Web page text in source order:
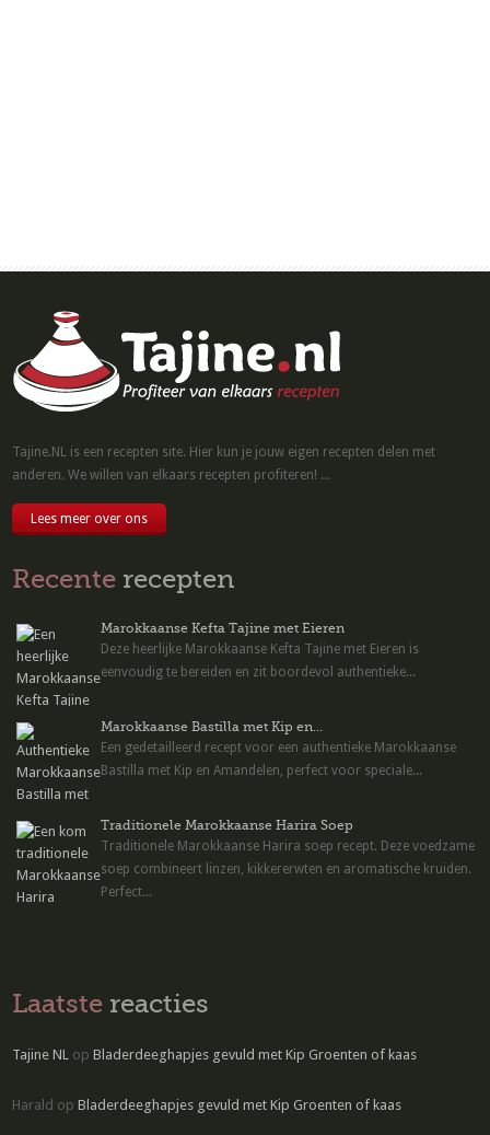
Tajine.NL is een recepten site. Hier kun je jouw eigen recepten delen met
anderen. We willen van elkaars recepten profiteren! ...
Lees meer over ons
Recente recepten
Marokkaanse Kefta Tajine met Eieren
Deze heerlijke Marokkaanse Kefta Tajine met Eieren is
eenvoudig te bereiden en zit boordevol authentieke...
Marokkaanse Bastilla met Kip en...
Een gedetailleerd recept voor een authentieke Marokkaanse
Bastilla met Kip en Amandelen, perfect voor speciale...
Traditionele Marokkaanse Harira Soep
Traditionele Marokkaanse Harira soep recept. Deze voedzame
soep combineert linzen, kikkererwten en aromatische kruiden.
Perfect...
Laatste reacties
Tajine NL opBladerdeeghapjes gevuld met Kip Groenten of kaas
Harald opBladerdeeghapjes gevuld met Kip Groenten of kaas